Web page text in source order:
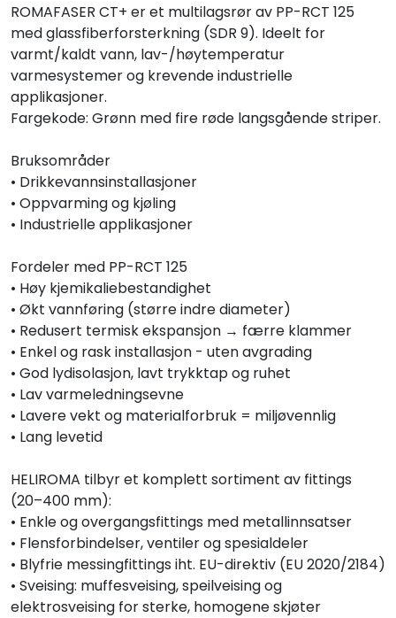
ROMAFASER CT+ er et multilagsrør av PP-RCT 125
med glassfiberforsterkning (SDR 9). Ideelt for
varmt/kaldt vann, lav-/høytemperatur
varmesystemer og krevende industrielle
applikasjoner.
Fargekode: Grønn med fire røde langsgående striper.
Bruksområder
• Drikkevannsinstallasjoner
• Oppvarming og kjøling
• Industrielle applikasjoner
Fordeler med PP-RCT 125
• Høy kjemikaliebestandighet
• Økt vannføring (større indre diameter)
• Redusert termisk ekspansjon → færre klammer
• Enkel og rask installasjon - uten avgrading
• God lydisolasjon, lavt trykktap og ruhet
• Lav varmeledningsevne
• Lavere vekt og materialforbruk = miljøvennlig
• Lang levetid
HELIROMA tilbyr et komplett sortiment av fittings
(20–400 mm):
• Enkle og overgangsfittings med metallinnsatser
• Flensforbindelser, ventiler og spesialdeler
• Blyfrie messingfittings iht. EU-direktiv (EU 2020/2184)
• Sveising: muffesveising, speilveising og
elektrosveising for sterke, homogene skjøter